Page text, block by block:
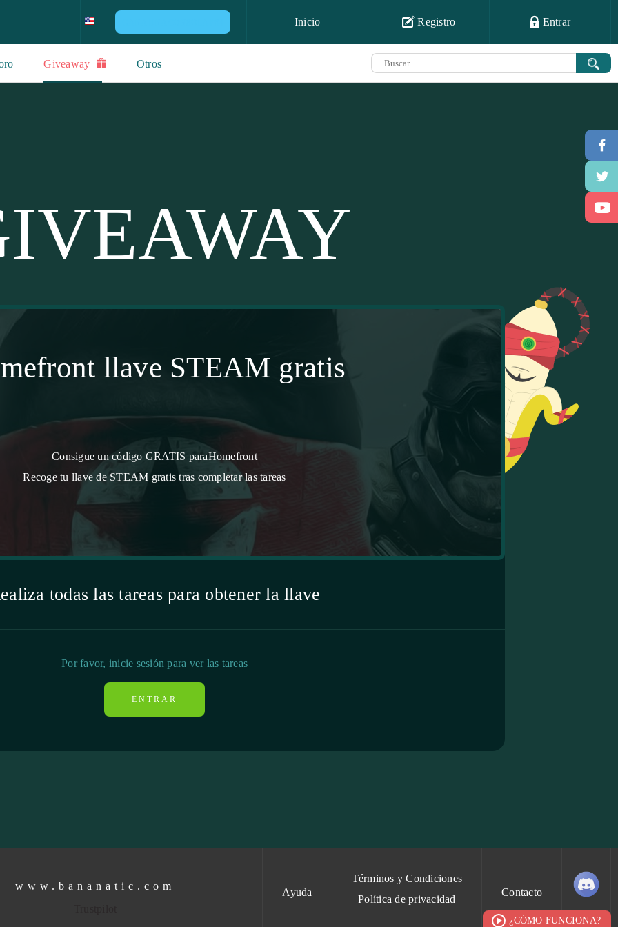
Inicio Registro Entrar
¿CÓMO FUNCIONA?
Giveaway Otros
llave STEAM gratis
Consigue un código GRATIS paraHomefront
Recoge tu llave de STEAM gratis tras completar las tareas
todas las tareas para obtener la llave
Por favor, inicie sesión para ver las tareas
ENTRAR
Ayuda
Términos y Condiciones
Política de privacidad
Contacto
www.bananatic.com